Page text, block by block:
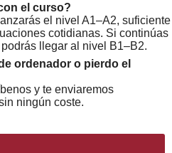
el curso?
el nivel A1–A2, suficiente
cotidianas. Si continúas
llegar al nivel B1–B2.
ordenador o pierdo el
y te enviaremos
ningún coste.